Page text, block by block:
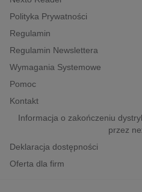
Polityka Prywatności
Regulamin
Regulamin Newslettera
Wymagania Systemowe
Pomoc
Kontakt
Informacja o zakończeniu
przez
Deklaracja dostępności
Oferta dla firm